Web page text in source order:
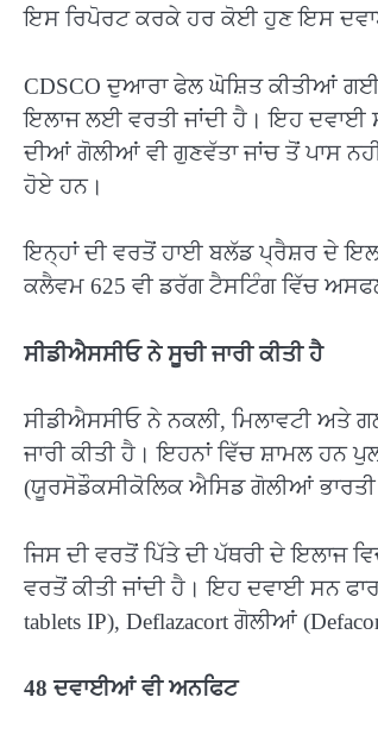
ਇਸ ਰਿਪੋਰਟ ਕਰਕੇ ਹਰ ਕੋਈ ਹੁਣ ਇਸ
CDSCO ਦੁਆਰਾ ਫੇਲ ਘੋਸ਼ਿਤ ਕੀਤੀਆਂ
ਇਲਾਜ ਲਈ ਵਰਤੀ ਜਾਂਦੀ ਹੈ। ਇਹ ਦਵਾਈ
ਦੀਆਂ ਗੋਲੀਆਂ ਵੀ ਗੁਣਵੱਤਾ ਜਾਂਚ ਤੋਂ ਪਾਸ
ਹੋਏ ਹਨ।
ਇਨ੍ਹਾਂ ਦੀ ਵਰਤੋਂ ਹਾਈ ਬਲੱਡ ਪ੍ਰੈਸ਼ਰ ਦੇ
ਕਲੈਵਮ 625 ਵੀ ਡਰੱਗ ਟੈਸਟਿੰਗ ਵਿੱਚ
ਸੀਡੀਐਸਸੀਓ ਨੇ ਸੂਚੀ ਜਾਰੀ ਕੀਤੀ ਹੈ
ਸੀਡੀਐਸਸੀਓ ਨੇ ਨਕਲੀ, ਮਿਲਾਵਟੀ ਅਤੇ
ਜਾਰੀ ਕੀਤੀ ਹੈ। ਇਹਨਾਂ ਵਿੱਚ ਸ਼ਾਮਲ ਹਨ
(ਯੂਰਸੋਡੌਕਸੀਕੋਲਿਕ ਐਸਿਡ ਗੋਲੀਆਂ
ਜਿਸ ਦੀ ਵਰਤੋਂ ਪਿੱਤੇ ਦੀ ਪੱਥਰੀ ਦੇ ਇਲਾਜ
ਵਰਤੋਂ ਕੀਤੀ ਜਾਂਦੀ ਹੈ। ਇਹ ਦਵਾਈ ਸਨ
tablets IP), Deflazacort ਗੋਲੀਆਂ
48 ਦਵਾਈਆਂ ਵੀ ਅਨਫਿਟ